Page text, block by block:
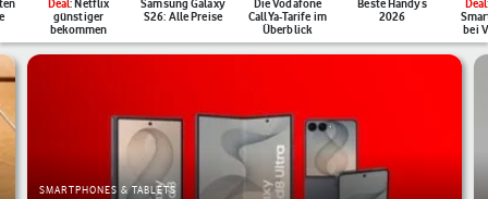
Deal: Netflix
günstiger
bekommen
Samsung Galaxy
S26: Alle Preise
Die Vodafone
CallYa-Tarife im
Überblick
Beste Handys
2026
Deal
bei
SMARTPHONES & TABLETS